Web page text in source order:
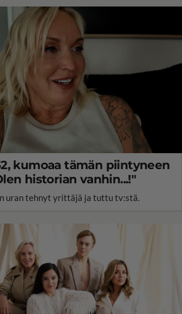
kumoaa tämän piintyneen
historian vanhin...!"
uran tehnyt yrittäjä ja tuttu tv:stä.